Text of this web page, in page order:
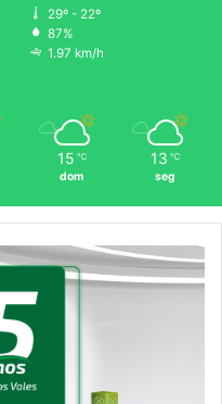
29º - 22º
87%
1.97 km/h
15 ℃
dom
13 ℃
seg